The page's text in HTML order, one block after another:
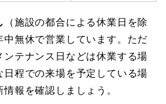
（施設の都合による休業日を除
中無休で営業しています。ただ
ンテナンス日などは休業する場
程での来場を予定している場
報を確認しましょう。